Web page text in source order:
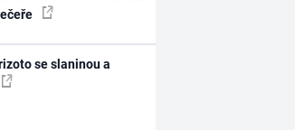
se slaninou a